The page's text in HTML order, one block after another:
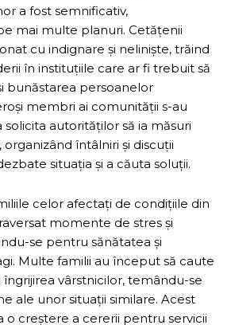
a fost semnificativ,
mai multe planuri. Cetățenii
cu indignare și neliniște, trăind
în instituțiile care ar fi trebuit să
bunăstarea persoanelor
membri ai comunității s-au
autorităților să ia măsuri
întâlniri și discuții
situația și a căuta soluții.
celor afectați de condițiile din
momente de stres și
se pentru sănătatea și
Multe familii au început să caute
vârstnicilor, temându-se
ale unor situații similare. Acest
o creștere a cererii pentru servicii